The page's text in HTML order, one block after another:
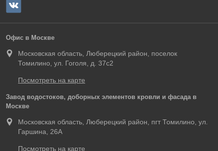
Офис в Москве
Московская область, Люберецкий район, поселок
Томилино, ул. Гоголя, д. 37с2
Посмотреть на карте
Завод водостоков, доборных элементов кровли и фасада в
Москве
Московская область, Люберецкий район, пгт Томилино, ул.
Гаршина, 26А
Посмотреть на карте